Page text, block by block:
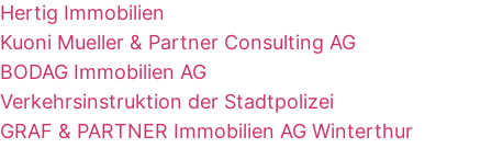
Hertig Immobilien
Kuoni Mueller & Partner Consulting AG
BODAG Immobilien AG
Verkehrsinstruktion der Stadtpolizei
GRAF & PARTNER Immobilien AG Winterthur